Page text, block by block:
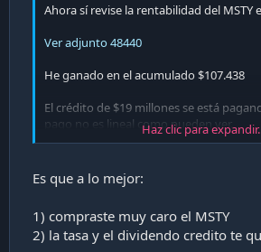
Ahora sí revise la rentabilidad del MSTY
Ver adjunto 48440
He ganado en el acumulado $107.438
El crédito de $19 millones se está
pago no es lineal como pueden ver.
Haz clic para
Es que a lo mejor:
1) compraste muy caro el MSTY
2) la tasa y el dividendo credito te